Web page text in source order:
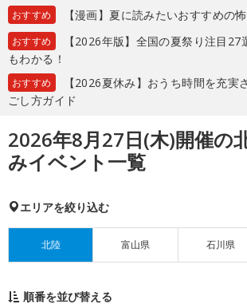
おすすめ 【漫画】夏に読みたいおすすめの
おすすめ
【2026年版】全国の夏祭り注目
もわかる！
おすすめ
【2026夏休み】おうち時間を充実
ごし方ガイド
2026年8月27日(木)開催の
みイベント一覧
エリアを絞り込む
北陸 富山県 石川県
順番を並び替える